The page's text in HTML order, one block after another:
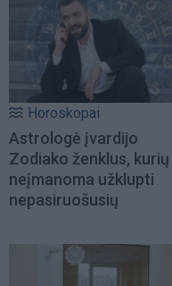
Horoskopai
Astrologė įvardijo
Zodiako ženklus, kurių
neįmanoma užklupti
nepasiruošusių